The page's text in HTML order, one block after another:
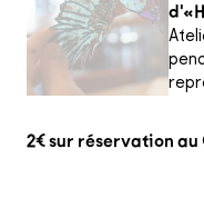
2€ sur réservation au